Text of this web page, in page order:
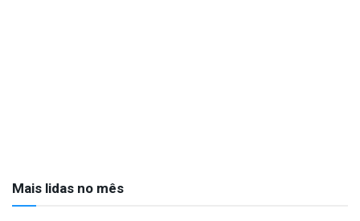
Mais lidas no mês